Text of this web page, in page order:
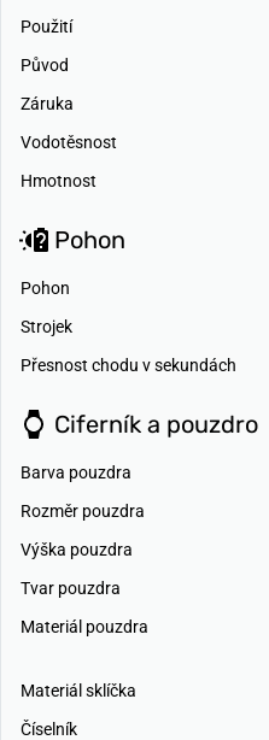
Použití
Původ
Záruka
Vodotěsnost
Hmotnost
Pohon
Pohon
Strojek
Přesnost chodu v sekundách
Ciferník a pouzdro
Barva pouzdra
Rozměr pouzdra
Výška pouzdra
Tvar pouzdra
Materiál pouzdra
Materiál sklíčka
Číselník